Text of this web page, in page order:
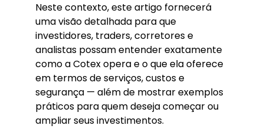
Neste contexto, este artigo fornecerá
uma visão detalhada para que
investidores, traders, corretores e
analistas possam entender exatamente
como a Cotex opera e o que ela oferece
em termos de serviços, custos e
segurança — além de mostrar exemplos
práticos para quem deseja começar ou
ampliar seus investimentos.